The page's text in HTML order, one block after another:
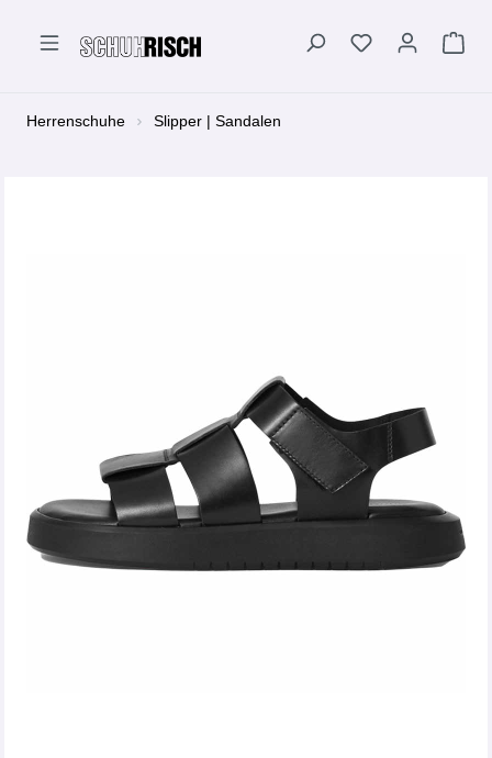
Herrenschuhe Slipper | Sandalen